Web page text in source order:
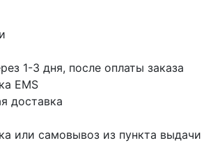
1-3 дня, после оплаты заказа
EMS
доставка
или самовывоз из пункта выдачи